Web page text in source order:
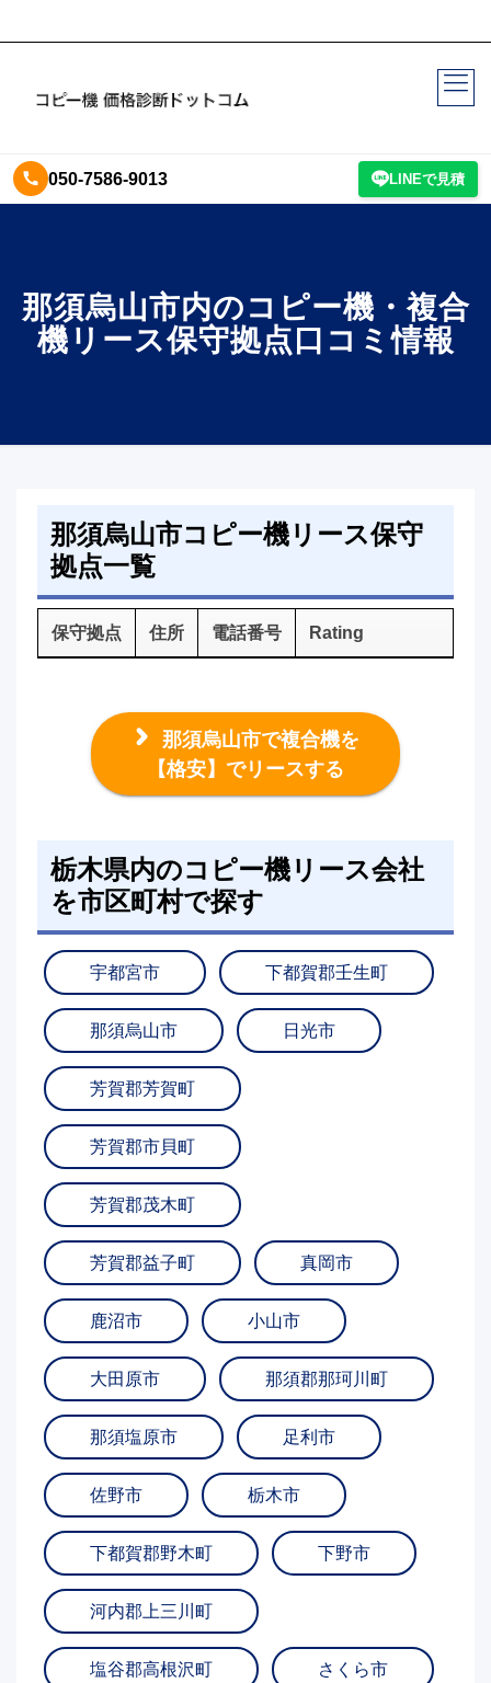
050-7586-9013 LINEで見積
那須烏山市内のコピー機・複合
機リース保守拠点口コミ情報
那須烏山市コピー機リース保守
拠点一覧
保守拠点 住所 電話番号 Rating
那須烏山市で複合機を
【格安】でリースする
栃木県内のコピー機リース会社
を市区町村で探す
宇都宮市 下都賀郡壬生町
那須烏山市 日光市
芳賀郡芳賀町
芳賀郡市貝町
芳賀郡茂木町
芳賀郡益子町 真岡市
鹿沼市 小山市
大田原市 那須郡那珂川町
那須塩原市 足利市
佐野市 栃木市
下都賀郡野木町 下野市
河内郡上三川町
塩谷郡高根沢町 さくら市